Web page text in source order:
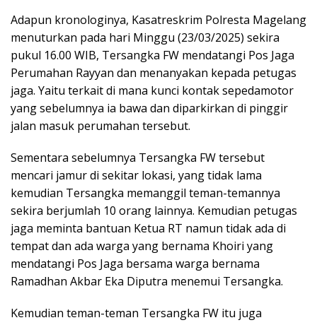
Adapun kronologinya, Kasatreskrim Polresta Magelang
menuturkan pada hari Minggu (23/03/2025) sekira
pukul 16.00 WIB, Tersangka FW mendatangi Pos Jaga
Perumahan Rayyan dan menanyakan kepada petugas
jaga. Yaitu terkait di mana kunci kontak sepedamotor
yang sebelumnya ia bawa dan diparkirkan di pinggir
jalan masuk perumahan tersebut.
Sementara sebelumnya Tersangka FW tersebut
mencari jamur di sekitar lokasi, yang tidak lama
kemudian Tersangka memanggil teman-temannya
sekira berjumlah 10 orang lainnya. Kemudian petugas
jaga meminta bantuan Ketua RT namun tidak ada di
tempat dan ada warga yang bernama Khoiri yang
mendatangi Pos Jaga bersama warga bernama
Ramadhan Akbar Eka Diputra menemui Tersangka.
Kemudian teman-teman Tersangka FW itu juga